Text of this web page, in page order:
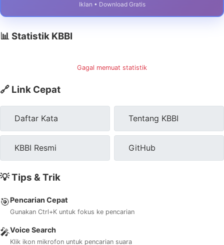
Iklan • Download Gratis
📊 Statistik KBBI
Gagal memuat statistik
🔗 Link Cepat
Daftar Kata Tentang KBBI
KBBI Resmi GitHub
💡 Tips & Trik
🎯Pencarian Cepat
Gunakan Ctrl+K untuk fokus ke pencarian
🎤Voice Search
Klik ikon mikrofon untuk pencarian suara